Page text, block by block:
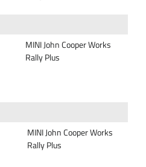
MINI John Cooper Works
Rally Plus
MINI John Cooper Works
Rally Plus